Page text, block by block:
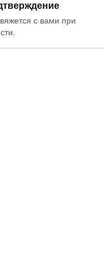
с вами при